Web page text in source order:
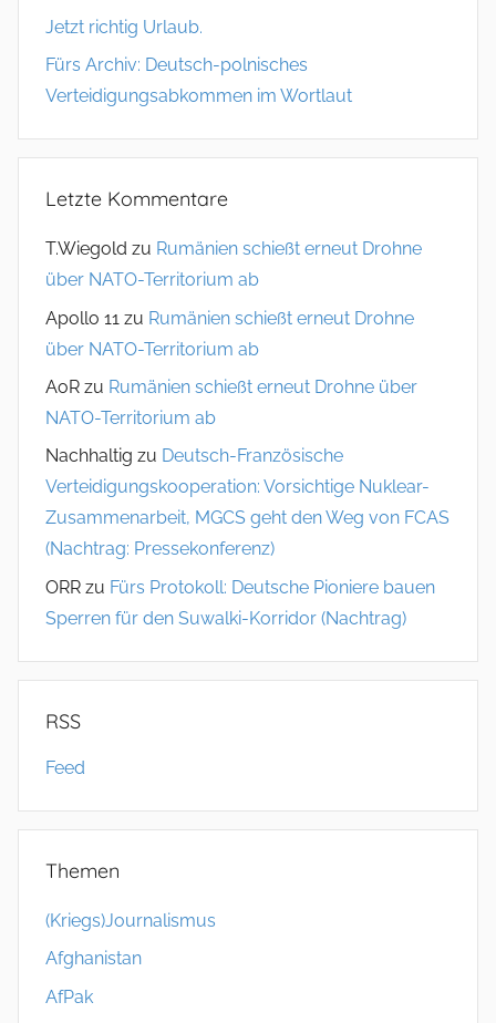
Jetzt richtig Urlaub.
Fürs Archiv: Deutsch-polnisches
Verteidigungsabkommen im Wortlaut
Letzte Kommentare
T.Wiegold zu Rumänien schießt erneut Drohne
über NATO-Territorium ab
Apollo 11 zu Rumänien schießt erneut Drohne
über NATO-Territorium ab
AoR zu Rumänien schießt erneut Drohne über
NATO-Territorium ab
Nachhaltig zu Deutsch-Französische
Verteidigungskooperation: Vorsichtige Nuklear-
Zusammenarbeit, MGCS geht den Weg von FCAS
(Nachtrag: Pressekonferenz)
ORR zu Fürs Protokoll: Deutsche Pioniere bauen
Sperren für den Suwalki-Korridor (Nachtrag)
RSS
Feed
Themen
(Kriegs)Journalismus
Afghanistan
AfPak